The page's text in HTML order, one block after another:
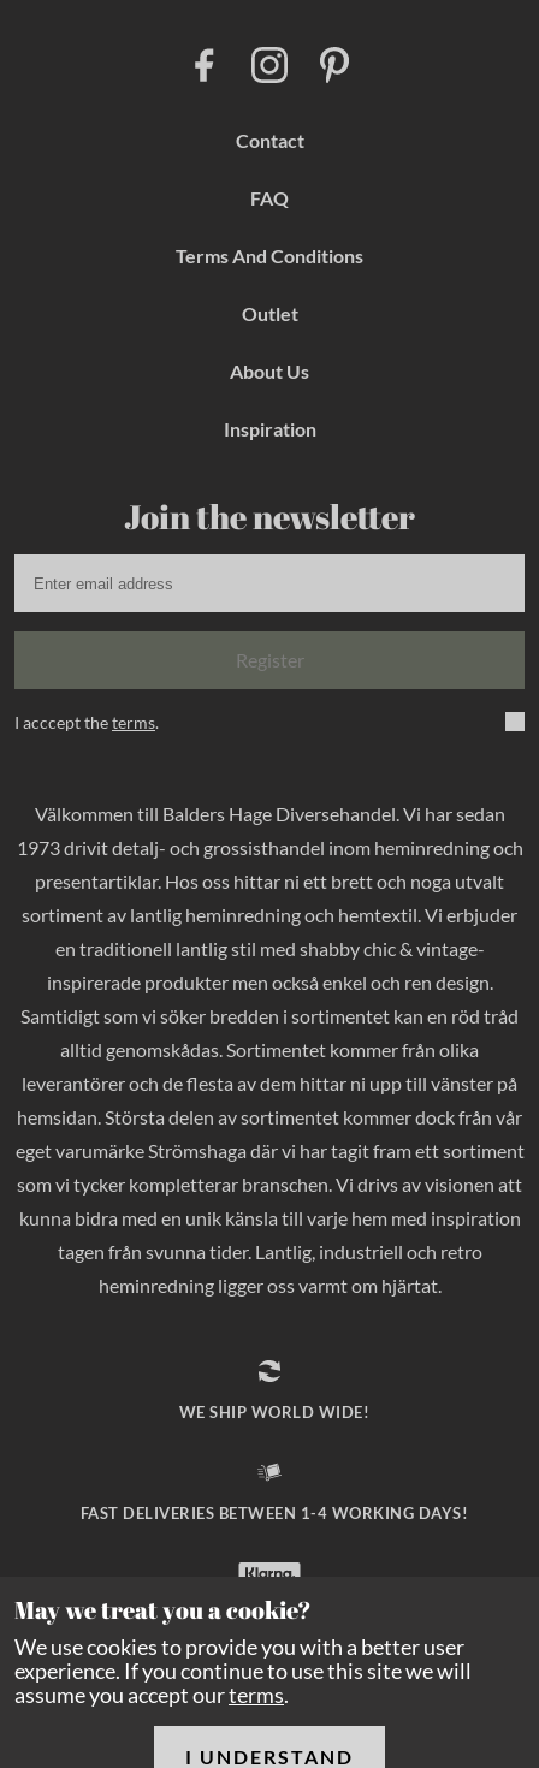
Contact
FAQ
Terms And Conditions
Outlet
About Us
Inspiration
Join the newsletter
Register
I acccept theterms.
I
n
g
a
m
Välkommen till Balders Hage Diversehandel. Vi har sedan
1973 drivit detalj- och grossisthandel inom heminredning och
presentartiklar. Hos oss hittar ni ett brett och noga utvalt
sortiment av lantlig heminredning och hemtextil. Vi erbjuder
en traditionell lantlig stil med shabby chic & vintage-
inspirerade produkter men också enkel och ren design.
Samtidigt som vi söker bredden i sortimentet kan en röd tråd
alltid genomskådas. Sortimentet kommer från olika
leverantörer och de flesta av dem hittar ni upp till vänster på
hemsidan. Största delen av sortimentet kommer dock från vår
eget varumärke Strömshaga där vi har tagit fram ett sortiment
som vi tycker kompletterar branschen. Vi drivs av visionen att
kunna bidra med en unik känsla till varje hem med inspiration
tagen från svunna tider. Lantlig, industriell och retro
heminredning ligger oss varmt om hjärtat.
WE SHIP WORLD WIDE!
FAST DELIVERIES BETWEEN 1-4 WORKING DAYS!
SAFE PAYMENT WITH KLARNA CHECKOUT!
May we treat you a cookie?
We use cookies to provide you with a better user
experience. If you continue to use this site we will
assume you accept ourterms.
I UNDERSTAND